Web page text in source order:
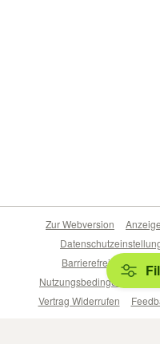
Zur Webversion
Nutzungsbedingungen
Vertrag Widerrufen